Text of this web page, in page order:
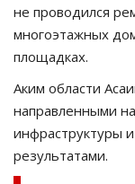
не проводился
многоэтажных
площадках.
Аким области
направленными
инфраструктуры
результатами.